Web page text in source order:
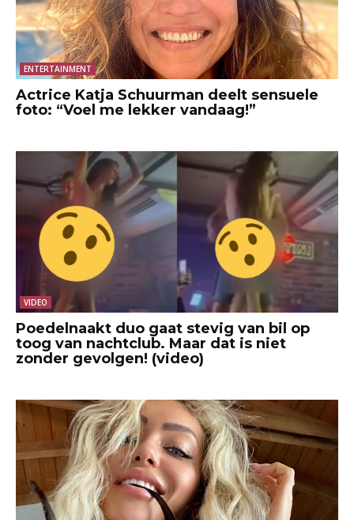
ENTERTAINMENT
Actrice Katja Schuurman deelt sensuele
foto: “Voel me lekker vandaag!”
VIDEO
Poedelnaakt duo gaat stevig van bil op
toog van nachtclub. Maar dat is niet
zonder gevolgen! (video)